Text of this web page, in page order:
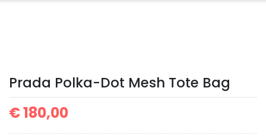
Prada Polka-Dot Mesh Tote Bag
€180,00